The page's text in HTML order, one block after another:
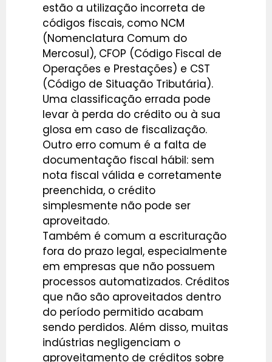
estão a utilização incorreta de
códigos fiscais, como NCM
(Nomenclatura Comum do
Mercosul), CFOP (Código Fiscal de
Operações e Prestações) e CST
(Código de Situação Tributária).
Uma classificação errada pode
levar à perda do crédito ou à sua
glosa em caso de fiscalização.
Outro erro comum é a falta de
documentação fiscal hábil: sem
nota fiscal válida e corretamente
preenchida, o crédito
simplesmente não pode ser
aproveitado.
Também é comum a escrituração
fora do prazo legal, especialmente
em empresas que não possuem
processos automatizados. Créditos
que não são aproveitados dentro
do período permitido acabam
sendo perdidos. Além disso, muitas
indústrias negligenciam o
aproveitamento de créditos sobre